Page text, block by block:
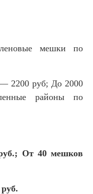
мешки по
— 2200 руб; До 2000
районы по
От 40 мешков